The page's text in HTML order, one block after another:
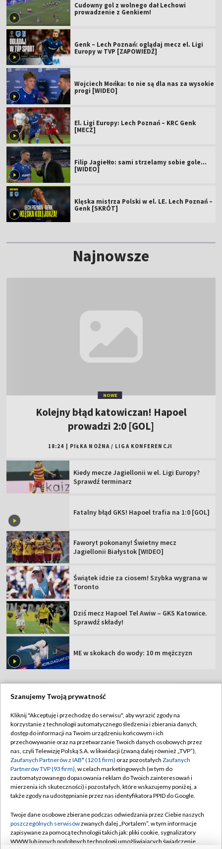
Cudowny gol z wolnego dał Lechowi
prowadzenie z Genkiem!
Genk – Lech Poznań: oglądaj mecz el. Ligi
Europy w TVP [ZAPOWIEDŹ]
Wojciech Mońka: to nie są dla nas za wysokie
progi [WIDEO]
El. Ligi Europy: Lech Poznań – KRC Genk
[MECZ]
Filip Jagiełło: sami strzelamy sobie gole...
[WIDEO]
Klęska mistrza Polski w el. LE. Lech Poznań –
Genk [SKRÓT]
Najnowsze
prowadzi 2:0 [GOL]
18:24 | LIGA KONFERENCJI
Sprawdź terminarz
Sprawdź składy!
ME w skokach do wody: 10 m mężczyzn
Abonament TVP
Sklep TVP
Regulamin TVP
Polityka prywatności
Szanujemy Twoją prywatność
Kliknij "Akceptuję i przechodzę do serwisu", aby wyrazić zgody na
korzystanie z technologii automatycznego śledzenia i zbierania danych,
dostęp do informacji na Twoim urządzeniu końcowym i ich
przechowywanie oraz na przetwarzanie Twoich danych osobowych przez
nas, czyli Telewizję Polską S.A. w likwidacji (zwaną dalej również „TVP”),
Zaufanych Partnerów z IAB* (1201 firm) oraz pozostałych Zaufanych
Partnerów TVP (93 firm), w celach marketingowych (w tym do
zautomatyzowanego dopasowania reklam do Twoich zainteresowań i
mierzenia ich skuteczności) i pozostałych, które wskazujemy poniżej, a
także zgody na udostępnianie przez nas identyfikatora PPID do Google.
Twoje dane osobowe zbierane podczas odwiedzania przez Ciebie naszych
poszczególnych serwisówzwanych dalej „Portalem”, w tym informacje
zapisywane za pomocą technologii takich jak: pliki cookie, sygnalizatory
WWW lub innych podobnych technologii umożliwiających świadczenie